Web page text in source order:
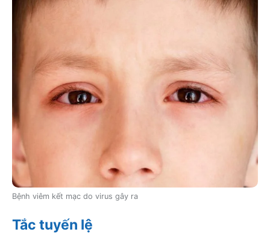
Bệnh viêm kết mạc do virus gây ra
Tắc tuyến lệ